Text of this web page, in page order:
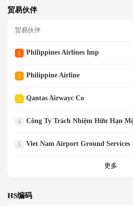
贸易伙伴
贸易伙伴
1 Philippines Airlines Imp
2 Philippine Airline
3 Qantas Airwayc Co
4
5 Viet Nam Airport Ground Services
更多
HS编码